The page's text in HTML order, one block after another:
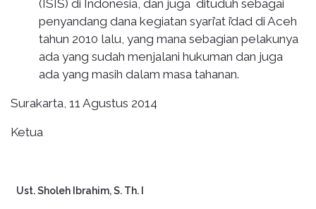
(ISIS) di Indonesia, dan juga dituduh sebagai
penyandang dana kegiatan syari’at i’dad di Aceh
tahun 2010 lalu, yang mana sebagian pelakunya
ada yang sudah menjalani hukuman dan juga
ada yang masih dalam masa tahanan.
Surakarta, 11 Agustus 2014
Ketua
Ust. Sholeh Ibrahim, S. Th. I